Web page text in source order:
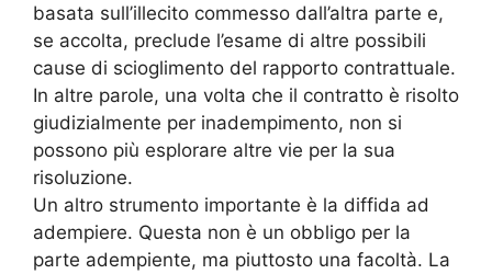
basata sull’illecito commesso dall’altra parte e,
se accolta, preclude l’esame di altre possibili
cause di scioglimento del rapporto contrattuale.
In altre parole, una volta che il contratto è risolto
giudizialmente per inadempimento, non si
possono più esplorare altre vie per la sua
risoluzione.
Un altro strumento importante è la diffida ad
adempiere. Questa non è un obbligo per la
parte adempiente, ma piuttosto una facoltà. La